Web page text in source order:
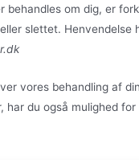
behandles om dig, er
slettet. Henvendelse
vores behandling af
har du også mulighed